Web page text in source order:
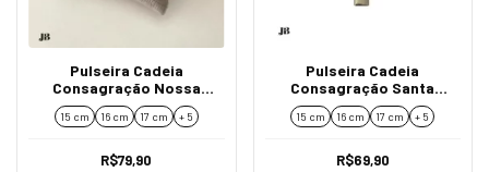
Pulseira Cadeia
Consagração Nossa
Senhora de Aparecida
15 cm 16 cm 17 cm + 5
R$79,90
Pulseira Cadeia
Consagração Santa
Terezinha e Nossa
Senhora de Fátima
15 cm 16 cm 17 cm + 5
R$69,90